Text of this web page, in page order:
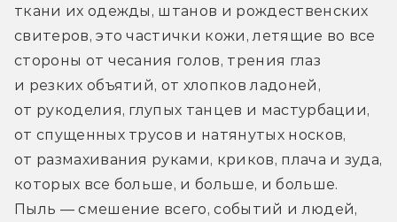
ткани их одежды, штанов и рождественских
свитеров, это частички кожи, летящие во все
стороны от чесания голов, трения глаз
и резких объятий, от хлопков ладоней,
от рукоделия, глупых танцев и мастурбации,
от спущенных трусов и натянутых носков,
от размахивания руками, криков, плача и зуда,
которых все больше, и больше, и больше.
Пыль — смешение всего, событий и людей,